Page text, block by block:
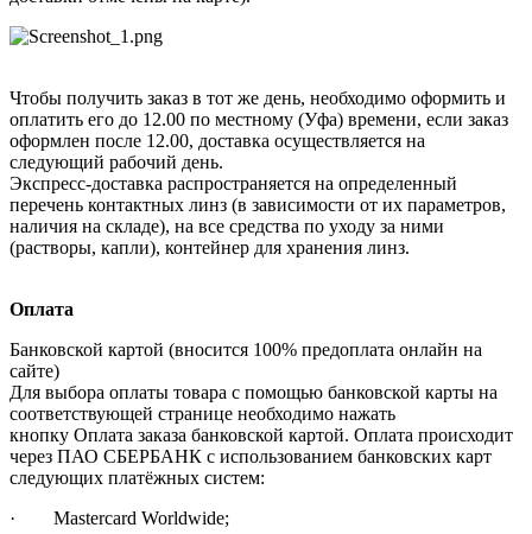
Чтобы получить заказ в тот же день, необходимо оформить и
оплатить его до 12.00 по местному (Уфа) времени, если заказ
оформлен после 12.00, доставка осуществляется на
следующий рабочий день.
Экспресс-доставка распространяется на определенный
перечень контактных линз (в зависимости от их параметров,
наличия на складе), на все средства по уходу за ними
(растворы, капли), контейнер для хранения линз.
Оплата
Банковской картой (вносится 100% предоплата онлайн на
сайте)
Для выбора оплаты товара с помощью банковской карты на
соответствующей странице необходимо нажать
кнопку Оплата заказа банковской картой. Оплата происходит
через ПАО СБЕРБАНК с использованием банковских карт
следующих платёжных систем:
· Mastercard Worldwide;